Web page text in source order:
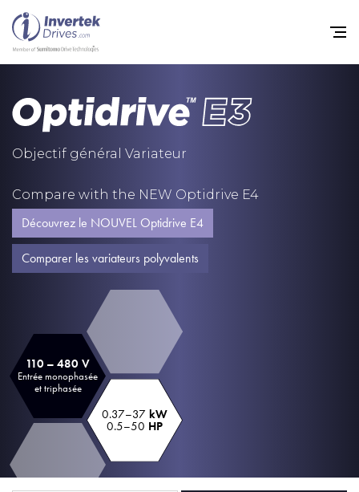
Objectif général Variateur
Compare with the NEW Optidrive E4
Découvrez le NOUVEL Optidrive E4
Comparer les variateurs polyvalents
110 – 480 V
Entrée monophasée
et triphasée
0.37–37 kW
0.5–50 HP
Home